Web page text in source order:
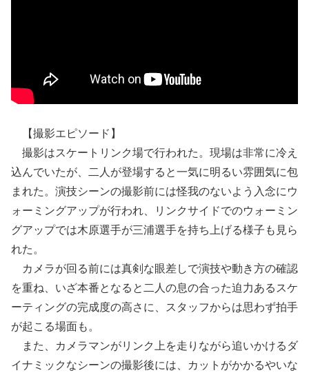
【撮影エピソード】
撮影はスケートリンク場で行われた。現場は非常に冷え
込んでいたが、二人が登場すると一気に明るい雰囲気に包
まれた。演技シーンの撮影前には怪我のないよう入念にウ
ォーミングアップが行われ、リンクサイドでのウォーミン
グアップでは木原選手が三浦選手を持ち上げる様子も見ら
れた。
カメラが回る前には真剣な眼差しで演技や動き方の確認
を重ね、いざ本番となると二人の息の合った迫力あるスケ
ーティングの完成度の高さに、スタッフからは思わず拍手
が起こる場面も。
また、カメラマンがリンク上を走りながら追いかけるダ
イナミックなシーンの撮影後には、カットがかかるやいな